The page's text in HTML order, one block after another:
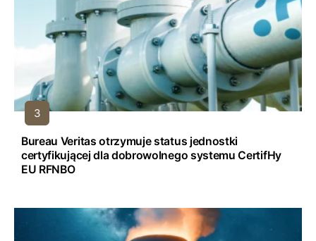
Bureau Veritas otrzymuje status jednostki
certyfikującej dla dobrowolnego systemu CertifHy
EU RFNBO